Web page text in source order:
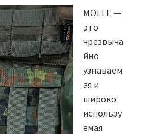
MOLLE —
это
чрезвыча
йно
узнаваем
ая и
широко
использу
емая